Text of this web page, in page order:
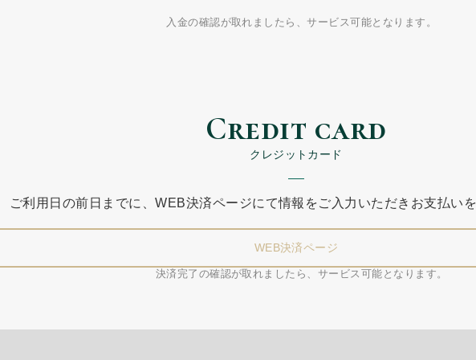
入金の確認が取れましたら、サービス可能となります。
Credit card
クレジットカード
ご利用日の前日までに、WEB決済ページにて情報をご入力いただき お支払い
WEB決済ページ
決済完了の確認が取れましたら、 サービス可能となります。